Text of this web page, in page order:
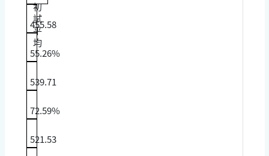
初
試
平
均
455.58
55.26%
539.71
72.59%
521.53